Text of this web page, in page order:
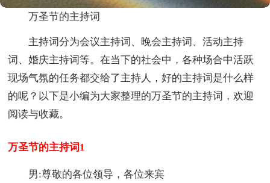
万圣节的主持词
主持词分为会议主持词、晚会主持词、活动主持
词、婚庆主持词等。在当下的社会中，各种场合中活跃
现场气氛的任务都交给了主持人，好的主持词是什么样
的呢？以下是小编为大家整理的万圣节的主持词，欢迎
阅读与收藏。
万圣节的主持词1
男:尊敬的各位领导，各位来宾